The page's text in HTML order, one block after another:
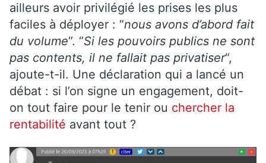
ailleurs avoir privilégié les prises les plus
faciles à déployer : “nous avons d’abord fait
du volume“. “Si les pouvoirs publics ne sont
pas contents, il ne fallait pas privatiser“,
ajoute-t-il. Une déclaration qui a lancé un
débat : si l’on signe un engagement, doit-
on tout faire pour le tenir ou chercher la
rentabilité avant tout ?